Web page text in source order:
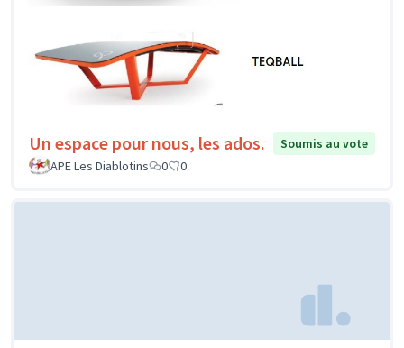
Un espace pour nous, les ados.
Soumis au vote
APE Les Diablotins
0 0